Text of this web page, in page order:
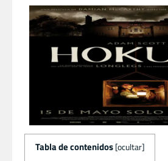
Tabla de contenidos [ocultar]